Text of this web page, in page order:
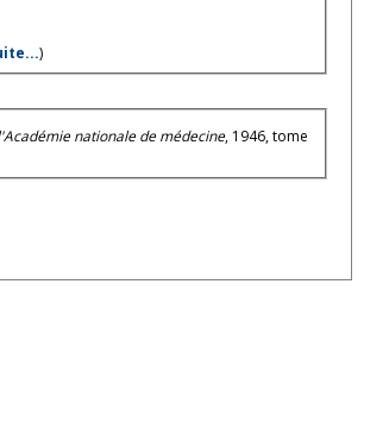
)
nationale de médecine, 1946, tome